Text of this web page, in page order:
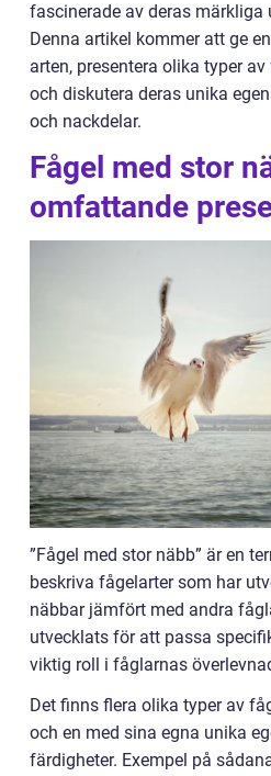
fascinerade av deras märkliga
Denna artikel kommer att ge
arten, presentera olika typer
och diskutera deras unika
och nackdelar.
Fågel med stor
omfattande
”Fågel med stor näbb” är en
beskriva fågelarter som har
näbbar jämfört med andra
utvecklats för att passa
viktig roll i fåglarnas
Det finns flera olika typer av
och en med sina egna unika
färdigheter. Exempel på